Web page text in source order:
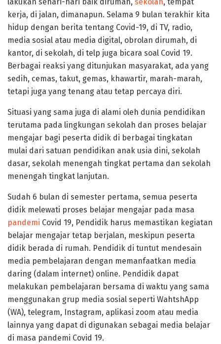
kerja, di jalan, dimanapun. Selama 9 bulan terakhir kita
hidup dengan berita tentang Covid-19, di TV, radio,
media sosial atau media digital, obrolan dirumah, di
kantor, di sekolah, di telp juga bicara soal Covid 19.
Berbagai reaksi yang ditunjukan masyarakat, ada yang
sedih, cemas, takut, gemas, khawartir, marah-marah,
tetapi juga yang tenang atau tetap percaya diri.
Situasi yang sama juga di alami oleh dunia pendidikan
terutama pada lingkungan sekolah dan proses belajar
mengajar bagi peserta didik di berbagai tingkatan
mulai dari satuan pendidikan anak usia dini, sekolah
dasar, sekolah menengah tingkat pertama dan sekolah
menengah tingkat lanjutan.
Sudah 6 bulan di semester pertama, semua peserta
didik melewati proses belajar mengajar pada masa
pandemi Covid 19, Pendidik harus memastikan kegiatan
belajar mengajar tetap berjalan, meskipun peserta
didik berada di rumah. Pendidik di tuntut mendesain
media pembelajaran dengan memanfaatkan media
daring (dalam internet) online. Pendidik dapat
melakukan pembelajaran bersama di waktu yang sama
menggunakan grup media sosial seperti WahtshApp
(WA), telegram, Instagram, aplikasi zoom atau media
lainnya yang dapat di digunakan sebagai media belajar
di masa pandemi Covid 19.